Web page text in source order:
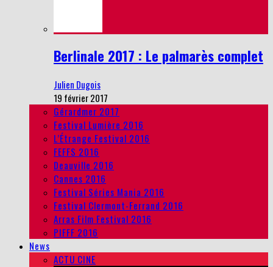
Berlinale 2017 : Le palmarès complet
Julien Dugois
19 février 2017
Gérardmer 2017
Festival Lumière 2016
L’Étrange Festival 2016
FEFFS 2016
Deauville 2016
Cannes 2016
Festival Séries Mania 2016
Festival Clermont-Ferrand 2016
Arras Film Festival 2016
PIFFF 2016
News
ACTU CINE